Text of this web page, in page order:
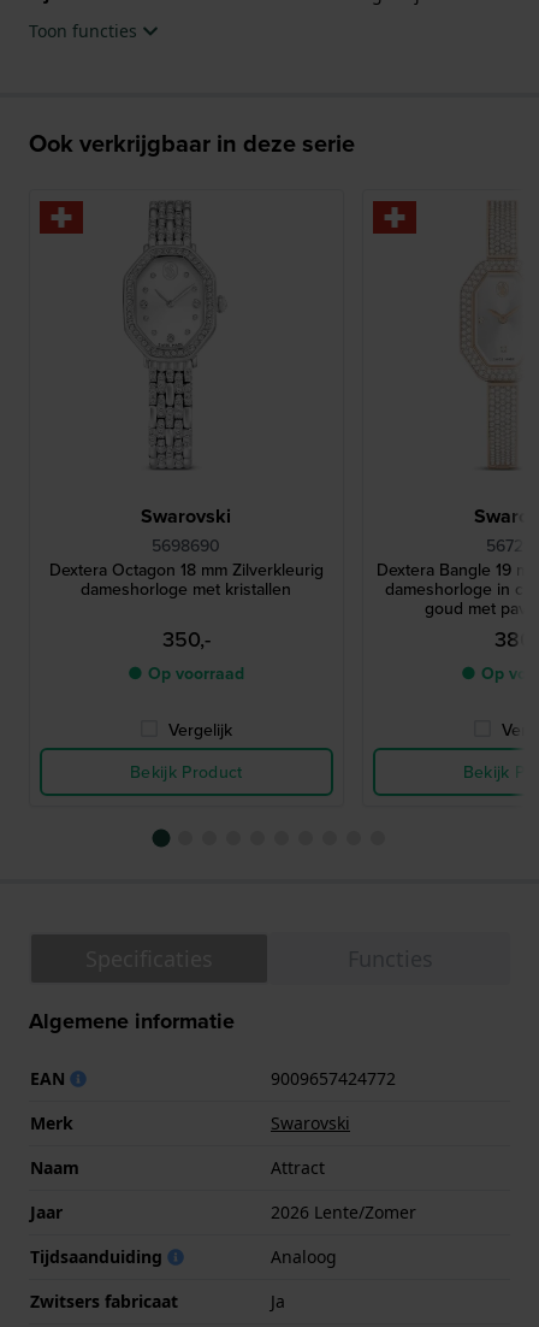
Toon functies
Ook verkrijgbaar in deze serie
Swarovski
5698690
Dextera Octagon 18 mm Zilverkleurig
dameshorloge met kristallen
350,-
● Op voorraad
Vergelijk
Bekijk Product
Dextera Bangle 19
dameshorloge in
goud met
● Op
Bekijk
Algemene informatie
EAN
9009657424772
Merk
Swarovski
Naam
Attract
Jaar
2026 Lente/Zomer
Tijdsaanduiding
Analoog
Zwitsers fabricaat
Ja